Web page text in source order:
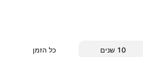
‎10‎ שנים כל הזמן